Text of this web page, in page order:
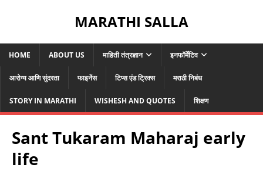
MARATHI SALLA
HOME ABOUT US माहिती तंत्रज्ञान इनफॉर्मेटिव
आरोग्य आणि सुंदरता फाइनेंस टिप्स एंड ट्रिक्स मराठी निबंध
STORY IN MARATHI WISHESH AND QUOTES शिक्षण
Sant Tukaram Maharaj early
life